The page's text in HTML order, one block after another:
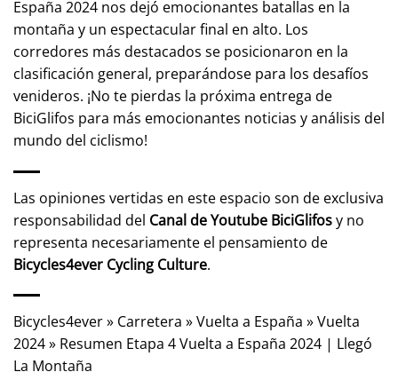
España 2024 nos dejó emocionantes batallas en la
montaña y un espectacular final en alto. Los
corredores más destacados se posicionaron en la
clasificación general, preparándose para los desafíos
venideros. ¡No te pierdas la próxima entrega de
BiciGlifos para más emocionantes noticias y análisis del
mundo del ciclismo!
Las opiniones vertidas en este espacio son de exclusiva
responsabilidad del Canal de Youtube BiciGlifosy no
representa necesariamente el pensamiento de
Bicycles4ever Cycling Culture.
Bicycles4ever» Carretera »Vuelta a España »Vuelta
2024» Resumen Etapa 4 Vuelta a España 2024 | Llegó
La Montaña